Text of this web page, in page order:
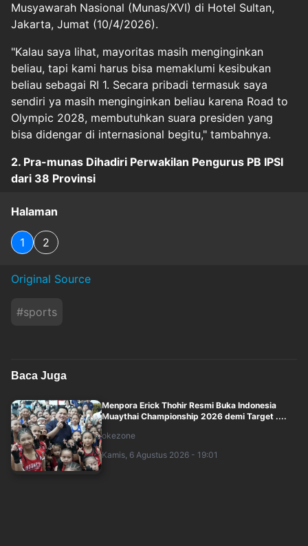
Musyawarah Nasional (Munas/XVI) di Hotel Sultan,
Jakarta, Jumat (10/4/2026).
"Kalau saya lihat, mayoritas masih menginginkan
beliau, tapi kami harus bisa memaklumi kesibukan
beliau sebagai RI 1. Secara pribadi termasuk saya
sendiri ya masih menginginkan beliau karena Road to
Olympic 2028, membutuhkan suara presiden yang
bisa didengar di internasional begitu," tambahnya.
2. Pra-munas Dihadiri Perwakilan Pengurus PB IPSI
dari 38 Provinsi
Halaman
1 2
Original Source
#sports
Baca Juga
Menpora Erick Thohir Resmi Buka Indonesia
Muaythai Championship 2026 demi Target ....
okezone
Kamis, 6 Agustus 2026 - 19:01